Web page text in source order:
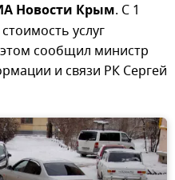
Новости Крым. С 1
услуг
сообщил министр
и связи РК Сергей